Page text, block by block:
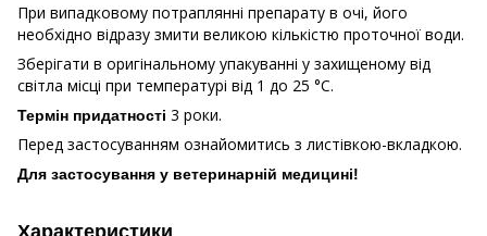
При випадковому потраплянні препарату в очі, його
необхідно відразу змити великою кількістю проточної води.
Зберігати в оригінальному упакуванні у захищеному від
світла місці при температурі від 1 до 25 °C.
Термін придатності 3 роки.
Перед застосуванням ознайомитись з листівкою-вкладкою.
Для застосування у ветеринарній медицині!
Характеристики